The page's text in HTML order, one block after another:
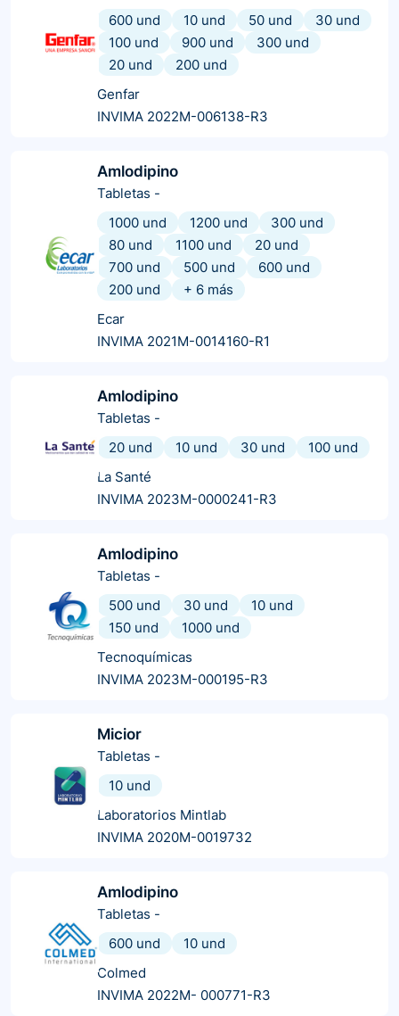
600 und
10 und 50 und
30 und
100 und
900 und
300 und
20 und
200 und
Genfar
INVIMA 2022M-006138-R3
Amlodipino
Tabletas -
1000 und
1200 und
300 und
80 und
1100 und
20 und
700 und
500 und
600 und
200 und
+ 6 más
Ecar
INVIMA 2021M-0014160-R1
Amlodipino
Tabletas -
20 und
10 und 30 und
100 und
La Santé
INVIMA 2023M-0000241-R3
Amlodipino
Tabletas -
500 und
30 und
10 und
150 und
1000 und
Tecnoquímicas
INVIMA 2023M-000195-R3
Micior
Tabletas -
10 und
Laboratorios Mintlab
INVIMA 2020M-0019732
Amlodipino
Tabletas -
600 und
10 und
Colmed
INVIMA 2022M- 000771-R3